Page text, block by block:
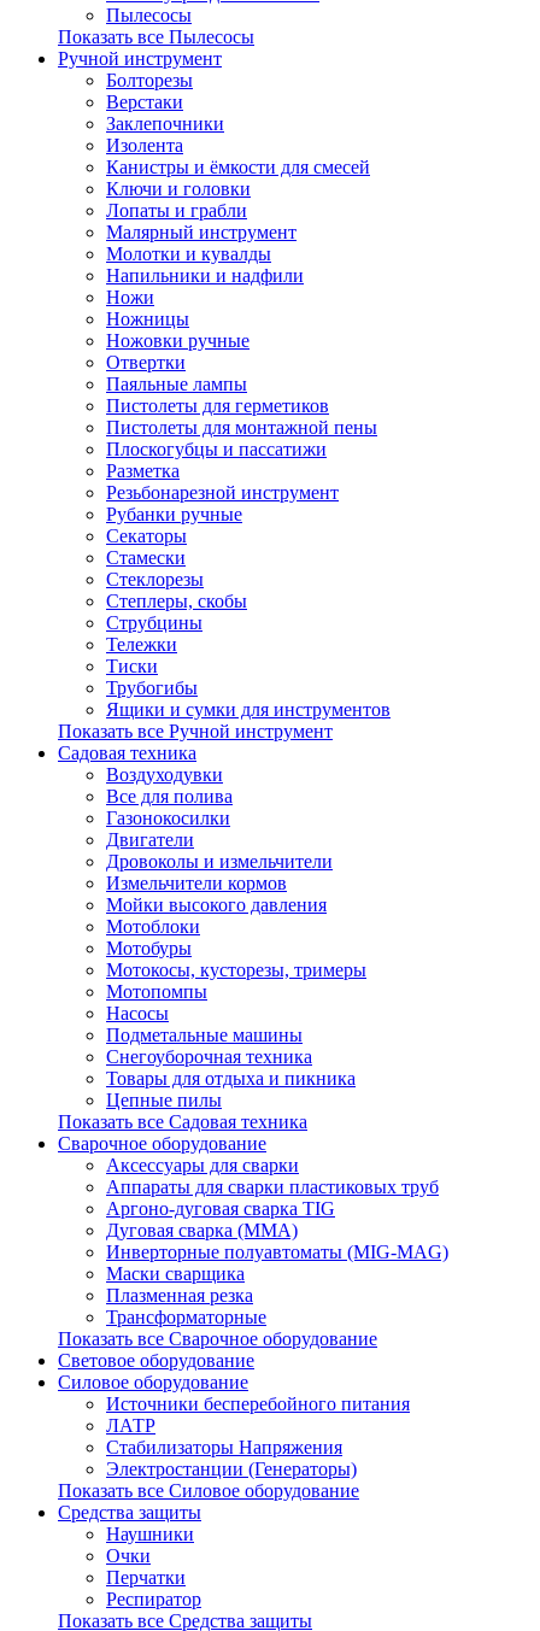
Пылесосы
Показать все Пылесосы
Ручной инструмент
Болторезы
Верстаки
Заклепочники
Изолента
Канистры и ёмкости для смесей
Ключи и головки
Лопаты и грабли
Малярный инструмент
Молотки и кувалды
Напильники и надфили
Ножи
Ножницы
Ножовки ручные
Отвертки
Паяльные лампы
Пистолеты для герметиков
Пистолеты для монтажной пены
Плоскогубцы и пассатижи
Разметка
Резьбонарезной инструмент
Рубанки ручные
Секаторы
Стамески
Стеклорезы
Степлеры, скобы
Струбцины
Тележки
Тиски
Трубогибы
Ящики и сумки для инструментов
Показать все Ручной инструмент
Садовая техника
Воздуходувки
Все для полива
Газонокосилки
Двигатели
Дровоколы и измельчители
Измельчители кормов
Мойки высокого давления
Мотоблоки
Мотобуры
Мотокосы, кусторезы, тримеры
Мотопомпы
Насосы
Подметальные машины
Снегоуборочная техника
Товары для отдыха и пикника
Цепные пилы
Показать все Садовая техника
Сварочное оборудование
Аксессуары для сварки
Аппараты для сварки пластиковых труб
Аргоно-дуговая сварка TIG
Дуговая сварка (ММА)
Инверторные полуавтоматы (MIG-MAG)
Маски сварщика
Плазменная резка
Трансформаторные
Показать все Сварочное оборудование
Световое оборудование
Силовое оборудование
Источники бесперебойного питания
ЛАТР
Стабилизаторы Напряжения
Электростанции (Генераторы)
Показать все Силовое оборудование
Средства защиты
Наушники
Очки
Перчатки
Респиратор
Показать все Средства защиты